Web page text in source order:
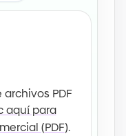
PDF
aquí para
(PDF).